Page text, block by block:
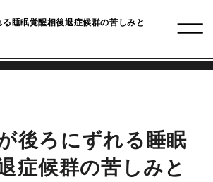
睡眠覚醒相後退症候群の苦しみと
後ろにずれる睡眠
症候群の苦しみと